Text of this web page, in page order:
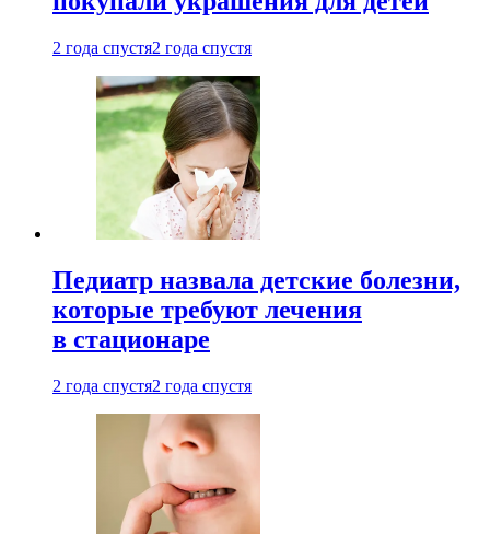
2 года спустя2 года спустя
Педиатр назвала детские болезни,
которые требуют лечения
в стационаре
2 года спустя2 года спустя